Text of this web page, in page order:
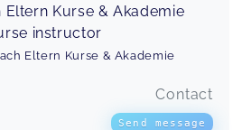
Oct 20
und ging viel zu schnell vorbei
Eltern Kurse & Akademie
instructor
Eltern Kurse & Akademie
Contact
Send message